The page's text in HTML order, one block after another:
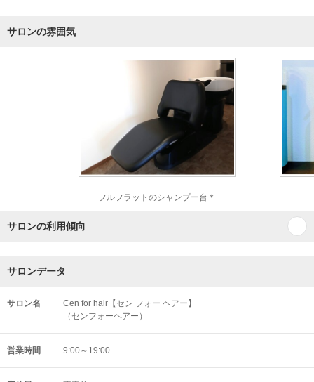
サロンの雰囲気
フルフラットのシャンプー台＊
サロンの利用傾向
サロンデータ
サロン名
Cen for hair【セン フォー ヘアー】
（センフォーヘアー）
営業時間 9:00～19:00